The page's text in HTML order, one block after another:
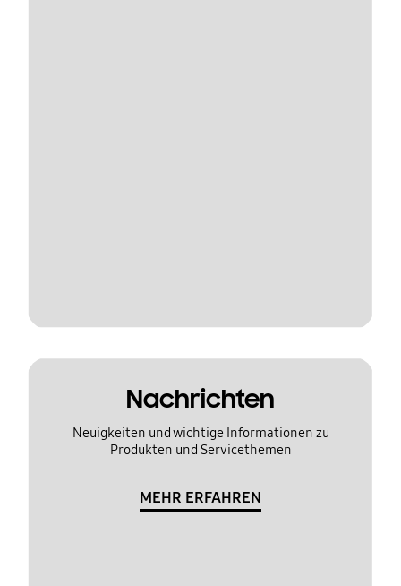
Nachrichten
Neuigkeiten und wichtige Informationen zu
Produkten und Servicethemen
MEHR ERFAHREN